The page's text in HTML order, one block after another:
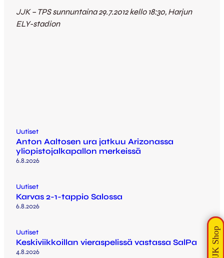
JJK – TPS sunnuntaina 29.7.2012 kello 18:30, Harjun
ELY-stadion
Uutiset
Anton Aaltosen ura jatkuu Arizonassa
yliopistojalkapallon merkeissä
6.8.2026
Uutiset
Karvas 2-1-tappio Salossa
6.8.2026
Uutiset
Keskiviikkoillan vieraspelissä vastassa SalPa
4.8.2026